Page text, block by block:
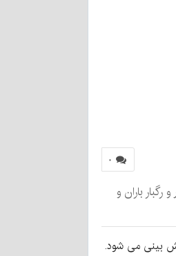
۰
باران و
بینی می شود.